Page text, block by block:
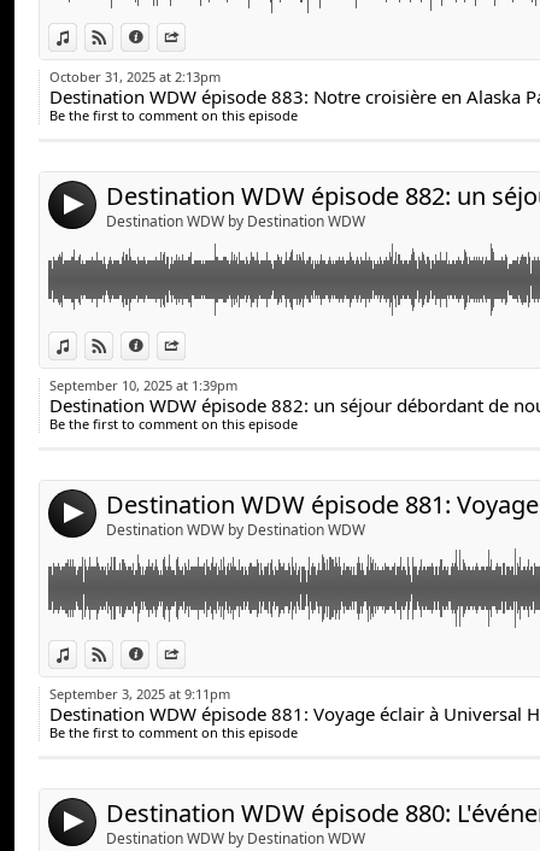
View in iTunes
View on Djpod
Information
October 31, 2025 at 2:13pm
Destination WDW épisode 883: Notre croisière en Alaska
Be the first to comment on this episode
4 Destination WDW by Destination WDW
View in iTunes
View on Djpod
Information
Link:
Widget:
Share:
Pierre vient nous jaser de son récent séjour au Walt
il a essayé de nouveaux restaurants, un nouvel hôtel
comme un party dessert et une ''Fireworks Cruise''.
September 10, 2025 at 1:39pm
Destination WDW épisode 882: un séjour débordant de
Be the first to comment on this episode
4 Destination WDW by Destination WDW
View in iTunes
View on Djpod
Information
Link:
Widget:
Share:
Paul nous raconte son voyage express en Californie pour les festivités
September 3, 2025 at 9:11pm
Be the first to comment on this episode
4 Destination WDW by Destination WDW
Link:
Widget:
Share:
Jean Philippe revient d'un événement pendant
annonces sur des nouveautés à venir au Walt Disney
pu essayer les nouveautés de l'été 2025. Laquelle a